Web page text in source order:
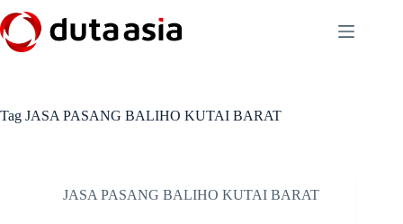
to
content
Tag JASA PASANG BALIHO KUTAI BARAT
JASA PASANG BALIHO KUTAI BARAT